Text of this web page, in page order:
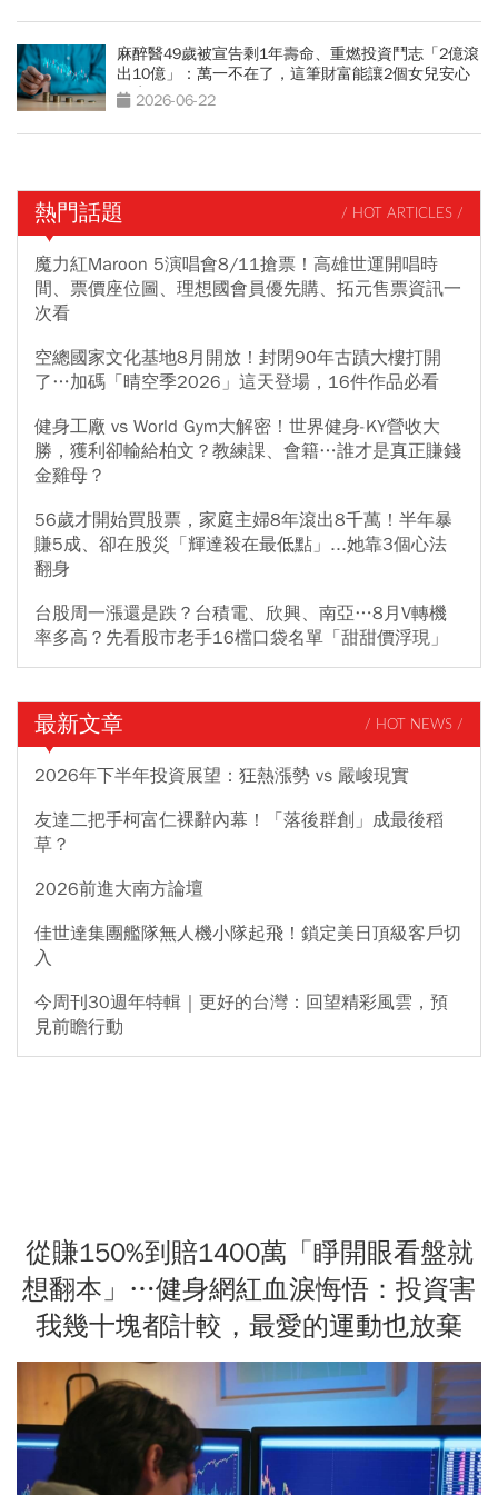
麻醉醫49歲被宣告剩1年壽命、重燃投資鬥志「2億滾
出10億」：萬一不在了，這筆財富能讓2個女兒安心
一生2026-06-22
熱門話題 / HOT ARTICLES /
魔力紅Maroon 5演唱會8/11搶票！高雄世運開唱時
間、票價座位圖、理想國會員優先購、拓元售票資訊一
次看
空總國家文化基地8月開放！封閉90年古蹟大樓打開
了…加碼「晴空季2026」這天登場，16件作品必看
健身工廠 vs World Gym大解密！世界健身-KY營收大
勝，獲利卻輸給柏文？教練課、會籍…誰才是真正賺錢
金雞母？
56歲才開始買股票，家庭主婦8年滾出8千萬！半年暴
賺5成、卻在股災「輝達殺在最低點」...她靠3個心法
翻身
台股周一漲還是跌？台積電、欣興、南亞…8月V轉機
率多高？先看股市老手16檔口袋名單「甜甜價浮現」
最新文章 / HOT NEWS /
2026年下半年投資展望：狂熱漲勢 vs 嚴峻現實
友達二把手柯富仁裸辭內幕！「落後群創」成最後稻
草？
2026前進大南方論壇
佳世達集團艦隊無人機小隊起飛！鎖定美日頂級客戶切
入
今周刊30週年特輯｜更好的台灣：回望精彩風雲，預
見前瞻行動
從賺150%到賠1400萬「睜開眼看盤就
想翻本」…健身網紅血淚悔悟：投資害
我幾十塊都計較，最愛的運動也放棄